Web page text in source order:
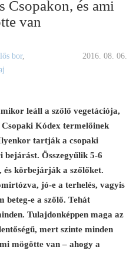
Csopakon, és ami
van
bor,
2016. 08. 06.
leáll a szőlő vegetációja,
Csopaki Kódex termelőinek
tartják a csopaki
bejárást. Összegyűlik 5-6
és körbejárják a szőlőket.
jó-e a terhelés, vagyis
beteg-e a szőlő. Tehát
Tulajdonképpen maga az
mert szinte minden
mögötte van – ahogy a